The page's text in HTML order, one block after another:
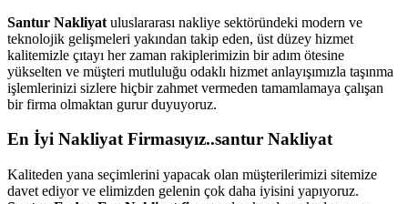
Santur Nakliyat uluslararası nakliye sektöründeki modern ve
teknolojik gelişmeleri yakından takip eden, üst düzey hizmet
kalitemizle çıtayı her zaman rakiplerimizin bir adım ötesine
yükselten ve müşteri mutluluğu odaklı hizmet anlayışımızla taşınma
işlemlerinizi sizlere hiçbir zahmet vermeden tamamlamaya çalışan
bir firma olmaktan gurur duyuyoruz.
En İyi Nakliyat Firmasıyız..santur Nakliyat
Kaliteden yana seçimlerini yapacak olan müşterilerimizi sitemize
davet ediyor ve elimizden gelenin çok daha iyisini yapıyoruz.